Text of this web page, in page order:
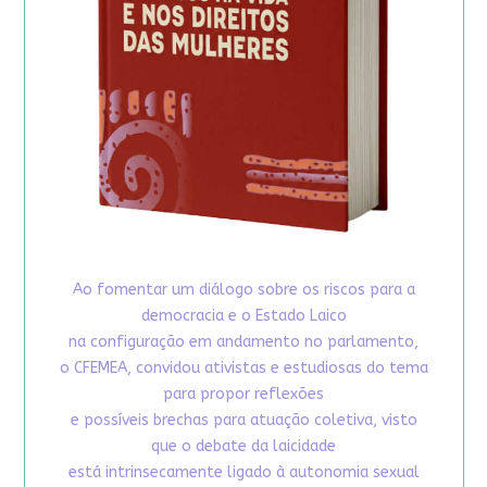
Ao fomentar um diálogo sobre os riscos para a
democracia e o Estado Laico
na configuração em andamento no parlamento,
o CFEMEA, convidou ativistas e estudiosas do tema
para propor reflexões
e possíveis brechas para atuação coletiva, visto
que o debate da laicidade
está intrinsecamente ligado à autonomia sexual